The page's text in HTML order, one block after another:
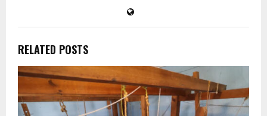
RELATED POSTS